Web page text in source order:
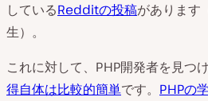
しているRedditの投稿があります
生）。
これに対して、PHP開発者を見つ
得自体は比較的簡単です。 PHPの